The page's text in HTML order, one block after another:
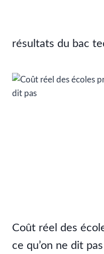
résultats du bac
Coût réel des
ce qu’on ne dit pas